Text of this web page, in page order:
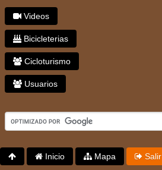
Videos
Bicicleterias
Cicloturismo
Usuarios
Inicio Mapa Salir